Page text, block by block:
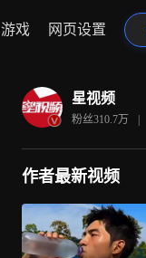
游戏 网页设置
星视频
粉丝310.7万 |
作者最新视频